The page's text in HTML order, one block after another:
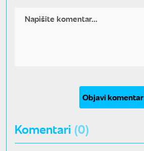
Objavi komentar
Komentari (0)